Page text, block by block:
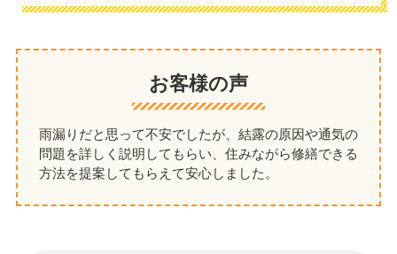
お客様の声
雨漏りだと思って不安でしたが、結露の原因や通気の
問題を詳しく説明してもらい、住みながら修繕できる
方法を提案してもらえて安心しました。